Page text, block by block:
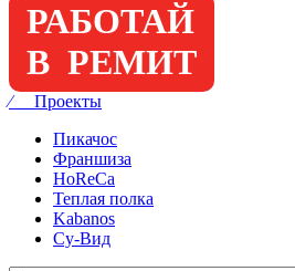
РАБОТАЙ
В РЕМИТ
⁄ Проекты
Пикачос
Франшиза
HoReCa
Теплая полка
Kabanos
Су-Вид